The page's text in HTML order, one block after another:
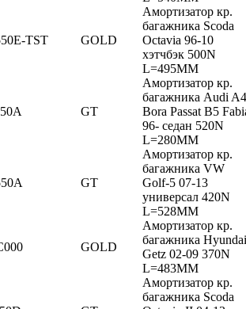
TST GOLD
Амортизатор кр.
багажника Scoda
Octavia 96-10
хэтчбэк 500N
L=495MM
GT
Амортизатор кр.
багажника Audi A4
Bora Passat B5
96- седан 520N
L=280MM
GT
Амортизатор кр.
багажника VW
Golf-5 07-13
универсал 420N
L=528MM
GOLD
Амортизатор кр.
багажника Hyundai
Getz 02-09 370N
L=483MM
Амортизатор кр.
багажника Scoda